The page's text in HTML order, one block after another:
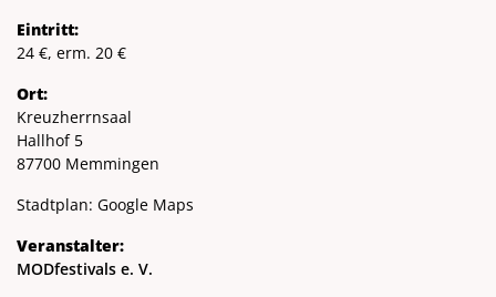
Eintritt:
24 €, erm. 20 €
Ort:
Kreuzherrnsaal
Hallhof 5
87700 Memmingen
Stadtplan: Google Maps
Veranstalter:
MODfestivals e. V.